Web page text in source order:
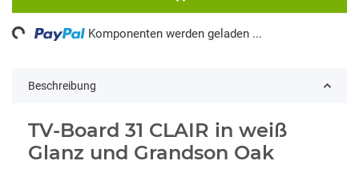
Komponenten werden geladen ...
Beschreibung
TV-Board 31 CLAIR in weiß
Glanz und Grandson Oak